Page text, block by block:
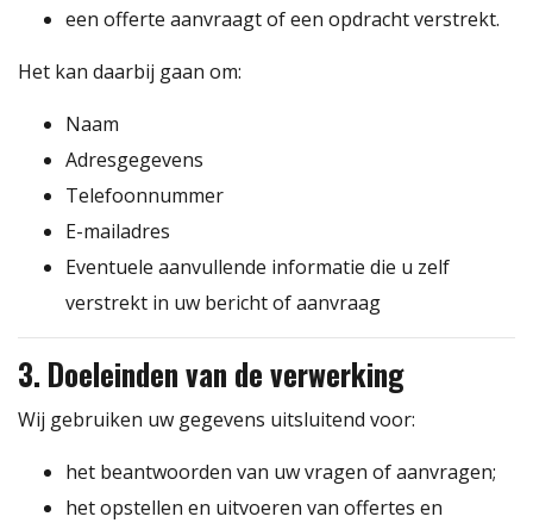
een offerte aanvraagt of een opdracht verstrekt.
Het kan daarbij gaan om:
Naam
Adresgegevens
Telefoonnummer
E-mailadres
Eventuele aanvullende informatie die u zelf
verstrekt in uw bericht of aanvraag
3. Doeleinden van de verwerking
Wij gebruiken uw gegevens uitsluitend voor:
het beantwoorden van uw vragen of aanvragen;
het opstellen en uitvoeren van offertes en